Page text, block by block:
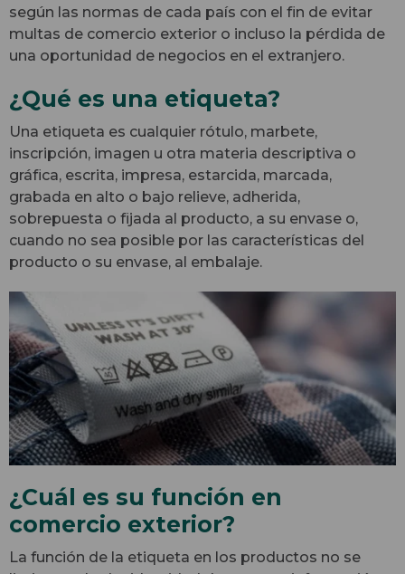
según las normas de cada país con el fin de evitar
multas de comercio exterior o incluso la pérdida de
una oportunidad de negocios en el extranjero.
¿Qué es una etiqueta?
Una etiqueta es cualquier rótulo, marbete,
inscripción, imagen u otra materia descriptiva o
gráfica, escrita, impresa, estarcida, marcada,
grabada en alto o bajo relieve, adherida,
sobrepuesta o fijada al producto, a su envase o,
cuando no sea posible por las características del
producto o su envase, al embalaje.
¿Cuál es su función en
comercio exterior?
La función de la etiqueta en los productos no se